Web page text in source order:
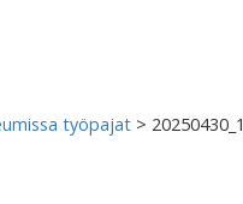
työpajat >